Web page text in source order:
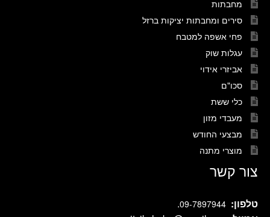
מחבתות
סירים ומחבתות יציקות ברזל
פחי אשפה למטבח
עגלות שוק
אביזרי אידוי
סכו"ם
כלי ששת
מעבדי מזון
מבצעי החודש
מוצרי מתנה
צור קשר
טלפון: 09-7897944
.